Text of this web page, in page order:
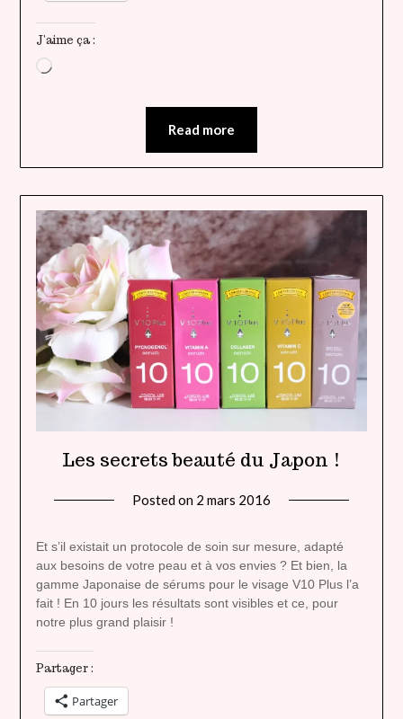
J’aime ça :
Chargement…
Read more
Les secrets beauté du Japon !
Posted on 2 mars 2016
heavenly
Et s’il existait un protocole de soin sur mesure, adapté
aux besoins de votre peau et à vos envies ? Et bien, la
gamme Japonaise de sérums pour le visage V10 Plus l’a
fait ! En 10 jours les résultats sont visibles et ce, pour
notre plus grand plaisir !
Partager :
Partager